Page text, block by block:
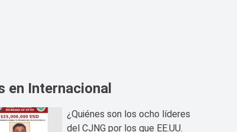
en Internacional
¿Quiénes son los ocho líderes
del CJNG por los que EE.UU.